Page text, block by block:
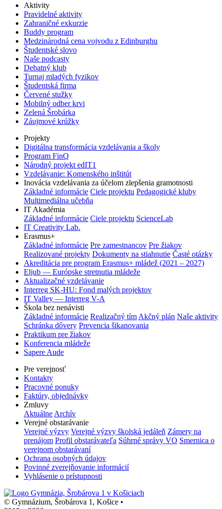
Aktivity
Pravidelné aktivity
Zahraničné exkurzie
Buddy program
Medzinárodná cena vojvodu z Edinburghu
Študentské slovo
Naše podcasty
Debatný klub
Turnaj mladých fyzikov
Študentská firma
Červené stužky
Mobilný odber krvi
Zelená Šrobárka
Záujmové krúžky
Projekty
Digitálna transformácia vzdelávania a školy
Program FinQ
Národný projekt edIT1
Vzdelávanie: Komenského inštitút
Inovácia vzdelávania za účelom zlepšenia gramotnosti
Základné informácie Ciele projektu Pedagogické kluby
Multimediálna učebňa
IT Akadémia
Základné informácie Ciele projektu ScienceLab
IT Creativity Lab.
Erasmus+
Základné informácie Pre zamestnancov Pre žiakov
Realizované projekty Dokumenty na stiahnutie Časté otázky
Akreditácia pre program Erasmus+ mládež (2021 – 2027)
Eljub — Európske stretnutia mládeže
Aktualizačné vzdelávanie
Interreg SK-HU: Fond malých projektov
IT Valley — Interreg V-A
Škola bez nenávisti
Základné informácie Realizačný tím Akčný plán Naše aktivity
Schránka dôvery Prevencia šikanovania
Praktikum pre žiakov
Konferencia mládeže
Sapere Aude
Pre verejnosť
Kontakty
Pracovné ponuky
Faktúry, objednávky
Zmluvy
Aktuálne Archív
Verejné obstarávanie
Verejné výzvy Verejné výzvy školská jedáleň Zámery na
prenájom Profil obstarávateľa Súhrné správy VO Smernica o
verejnom obstarávaní
Ochrana osobných údajov
Povinné zverejňovanie informácií
Vyhlásenie o prístupnosti
© Gymnázium, Šrobárova 1, Košice •